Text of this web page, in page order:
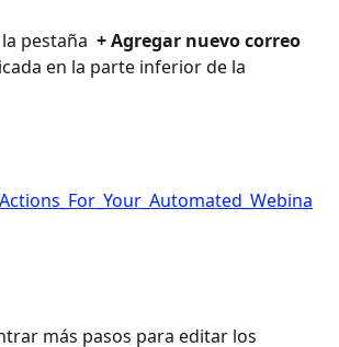
pestaña + Agregar nuevo correo
en la parte inferior de la
más pasos para editar los